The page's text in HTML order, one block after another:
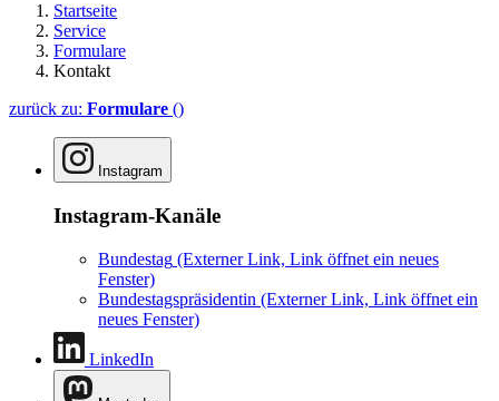
Startseite
Service
Formulare
Kontakt
zurück zu: Formulare ()
Instagram
Instagram-Kanäle
Bundestag (Externer Link, Link öffnet ein neues
Fenster)
Bundestagspräsidentin (Externer Link, Link öffnet ein
neues Fenster)
LinkedIn